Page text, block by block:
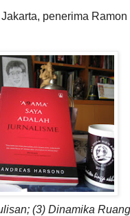
penerima
(3) Dinamika